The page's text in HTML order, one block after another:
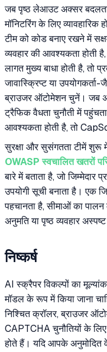
जब पृष्ठ लेआउट अक्सर बदलता
मॉनिटरिंग के लिए
टीम को कोड बनाए रखने में
व्यवहार की आवश्यकता होती
लागत मुख्य बाधा होती है, तो
जावास्क्रिप्ट या उपयोगकर्ता-
ब्राउजर ऑटोमेशन चुनें। जब
ट्रैफिक वैधता चुनौती में
आवश्यकता होती है, तो
सुरक्षा और सुसंगतता टीमें शुरू में
OWASP स्वचालित खतरों
बारे में बताता है, जो जिम्मेदार
उपयोगी सूची बनाता है। एक
पहचानता है, सीमाओं का
अनुमति या पृष्ठ व्यवहार
निष्कर्ष
AI स्क्रैपर विकल्पों का
मॉडल के रूप में किया जाना
निश्चित क्रॉलर, ब्राउजर
CAPTCHA चुनौतियों के
होते हैं। यदि आपके अनुमोदित